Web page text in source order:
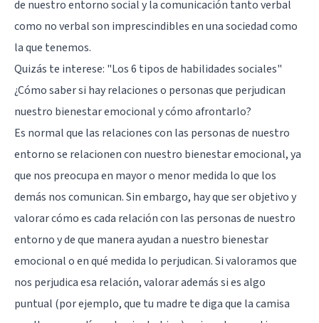
de nuestro entorno social y la comunicación tanto verbal
como no verbal son imprescindibles en una sociedad como
la que tenemos.
Quizás te interese: "Los 6 tipos de habilidades sociales"
¿Cómo saber si hay relaciones o personas que perjudican
nuestro bienestar emocional y cómo afrontarlo?
Es normal que las relaciones con las personas de nuestro
entorno se relacionen con nuestro bienestar emocional, ya
que nos preocupa en mayor o menor medida lo que los
demás nos comunican. Sin embargo, hay que ser objetivo y
valorar cómo es cada relación con las personas de nuestro
entorno y de que manera ayudan a nuestro bienestar
emocional o en qué medida lo perjudican. Si valoramos que
nos perjudica esa relación, valorar además si es algo
puntual (por ejemplo, que tu madre te diga que la camisa